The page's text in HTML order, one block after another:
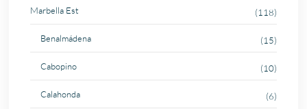
Marbella Est (118)
Benalmádena (15)
Cabopino (10)
Calahonda (6)